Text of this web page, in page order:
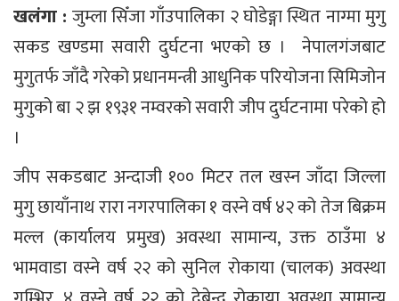
खलंगा : जुम्ला सिँजा गाँउपालिका २ घोडेङ्गा स्थित नाग्मा मुगु
सकड खण्डमा सवारी दुर्घटना भएको छ । नेपालगंजबाट
मुगुतर्फ जाँदै गरेको प्रधानमन्त्री आधुनिक परियोजना सिमिजोन
मुगुको बा २ झ १९३१ नम्वरको सवारी जीप दुर्घटनामा परेको हो
।
जीप सकडबाट अन्दाजी १०० मिटर तल खस्न जाँदा जिल्ला
मुगु छायाँनाथ रारा नगरपालिका १ वस्ने वर्ष ४२ को तेज बिक्रम
मल्ल (कार्यालय प्रमुख) अवस्था सामान्य, उक्त ठाउँमा ४
भामवाडा वस्ने वर्ष २२ को सुनिल रोकाया (चालक) अवस्था